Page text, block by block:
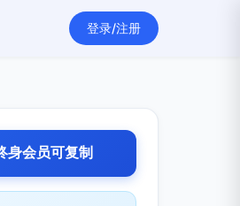
登录/注册
身会员可复制